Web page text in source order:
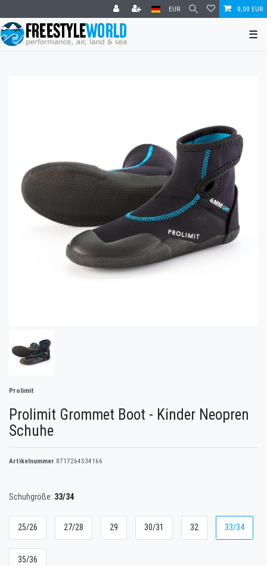
EUR 0,00 EUR
☰
Prolimit
Prolimit Grommet Boot - Kinder Neopren
Schuhe
Artikelnummer 8717264534166
Schuhgröße: 33/34
25/26 27/28 29 30/31 32 33/34
35/36